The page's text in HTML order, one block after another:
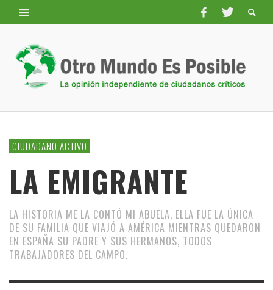
CIUDADANO ACTIVO
LA EMIGRANTE
LA HISTORIA ME LA CONTÓ MI ABUELA, ELLA FUE LA ÚNICA
DE SU FAMILIA QUE VIAJÓ A AMÉRICA MIENTRAS QUEDARON
EN ESPAÑA SU PADRE Y SUS HERMANOS, TODOS
TRABAJADORES DEL CAMPO.